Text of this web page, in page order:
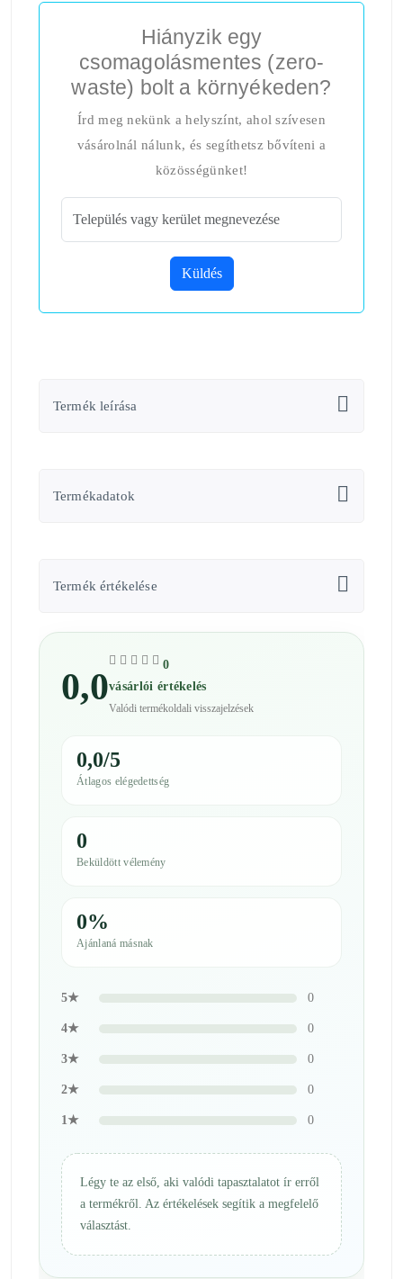
Hiányzik egy
csomagolásmentes (zero-
waste) bolt a környékeden?
Írd meg nekünk a helyszínt, ahol szívesen
vásárolnál nálunk, és segíthetsz bővíteni a
közösségünket!
Küldés
Termék leírása
Termékadatok
Termék értékelése
0,0
0
vásárlói értékelés
Valódi termékoldali visszajelzések
0,0/5
Átlagos elégedettség
0
Beküldött vélemény
0%
Ajánlaná másnak
5★ 0
4★ 0
3★ 0
2★ 0
1★ 0
Légy te az első, aki valódi tapasztalatot ír erről
a termékről. Az értékelések segítik a megfelelő
választást.